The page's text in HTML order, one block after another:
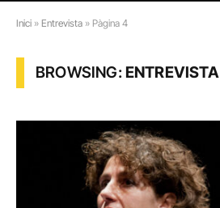
Inici » Entrevista » Pàgina 4
BROWSING:ENTREVISTA